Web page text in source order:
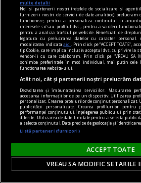
diferiți demagogi cu promisiuni
capacități mediocre.
Andrei CORNEA
nici așa, nici altminteri
multe detalii
Noi si partenerii nostri (retelele de socializare si
furnizorii nostri de servicii de date analitice) prelucram
functioneze, pentru a personaliza continutul si
interesele si/sau profilul dvs., pentru a va oferi
pentru a analiza traficul pe website. Beneficiati de
legatura cu prelucrarea datelor cu caracter personal.
modalitatea indicataaici
. Prin click pe “ACCEPT
tip Cookie, care implica inclusiv acceptul dvs. cu privire la
Vendor-ii cu care colaboram. Prin click pe “VREAU SA
schimba preferintele in mod individual, mai putin cele
functionarea website-ului.
Atât noi, cât și partenerii noștri prelucrăm
Dezvoltarea și îmbunătățirea serviciilor. Măsurarea
accesarea informațiilor de pe un dispozitiv. Utilizarea
personalizat. Crearea profilurilor de conținut
publicității personalizate. Crearea profilurilor pentru
performanței conținutului. Înțelegerea publicului prin
diferite. Utilizarea de date limitate pentru a selecta
a selecta conținutul. Date precise de geolocație și
Listă parteneri (furnizori)
ACCEPT TOATE
VREAU SA MODIFIC SETARILE